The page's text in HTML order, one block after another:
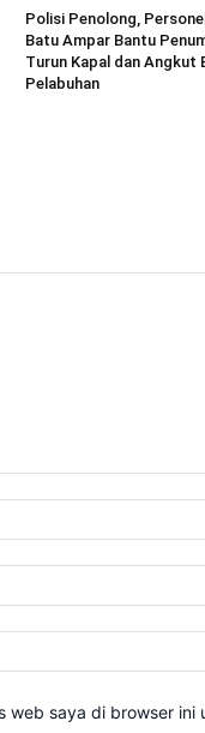
Polisi Penolong,
Batu Ampar Bantu
Turun Kapal dan Angkut
Pelabuhan
web saya di browser